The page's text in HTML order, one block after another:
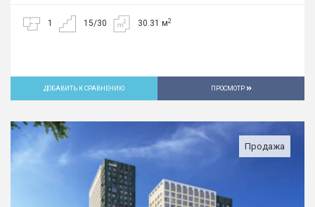
1 15/30 30.31 м2
ДОБАВИТЬ К СРАВНЕНИЮ ПРОСМОТР
Продажа